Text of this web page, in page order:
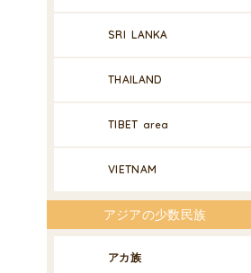
SRI LANKA
THAILAND
TIBET area
VIETNAM
アジアの少数民族
アカ族